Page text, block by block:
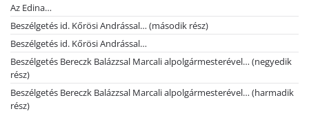
Az Edina…
Beszélgetés id. Kőrösi Andrással… (második rész)
Beszélgetés id. Kőrösi Andrással…
Beszélgetés Bereczk Balázzsal Marcali alpolgármesterével… (negyedik
rész)
Beszélgetés Bereczk Balázzsal Marcali alpolgármesterével… (harmadik
rész)